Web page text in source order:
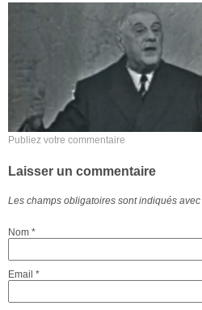
Publiez votre commentaire
Laisser un commentaire
Les champs obligatoires sont indiqués avec
Nom *
Email *